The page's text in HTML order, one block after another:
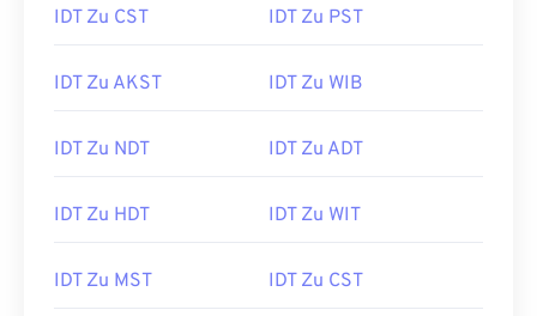
IDT Zu CST IDT Zu PST
IDT Zu AKST IDT Zu WIB
IDT Zu NDT IDT Zu ADT
IDT Zu HDT IDT Zu WIT
IDT Zu MST IDT Zu CST